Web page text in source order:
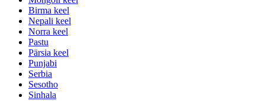
Birma keel
Nepali keel
Norra keel
Pastu
Pärsia keel
Punjabi
Serbia
Sesotho
Sinhala